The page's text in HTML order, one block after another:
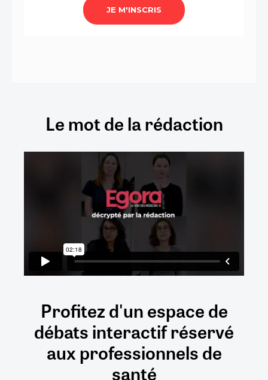
Le mot de la rédaction
Profitez d'un espace de
débatsinteractifréservé
auxprofessionnels de
santé